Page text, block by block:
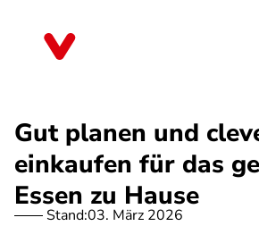
Gut planen und
einkaufen für das
Essen zu Hause
Stand:03. März 2026